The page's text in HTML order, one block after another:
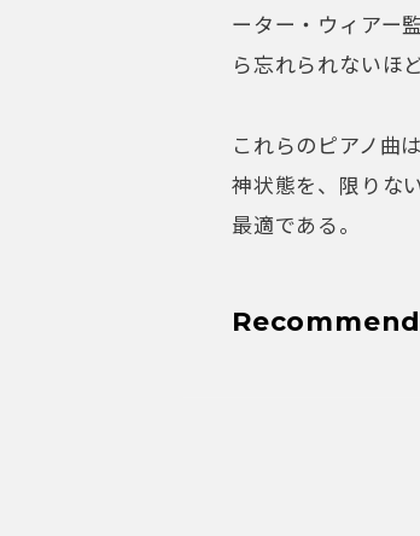
ーター・ウィアー
ら忘れられないほ
これらのピアノ曲
神状態を、限りな
最適である。
パシチェ